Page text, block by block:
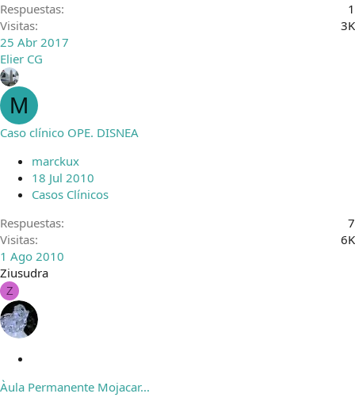
Respuestas
1
Visitas
3K
25 Abr 2017
Elier CG
M
Caso clínico OPE. DISNEA
marckux
18 Jul 2010
Casos Clínicos
Respuestas
7
Visitas
6K
1 Ago 2010
Ziusudra
Z
r
Àula Permanente Mojacar...